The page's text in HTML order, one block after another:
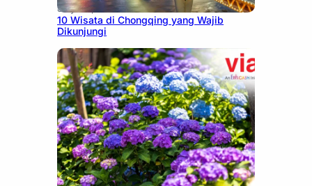
July 30, 2026
10 Wisata di Chongqing yang Wajib
Dikunjungi